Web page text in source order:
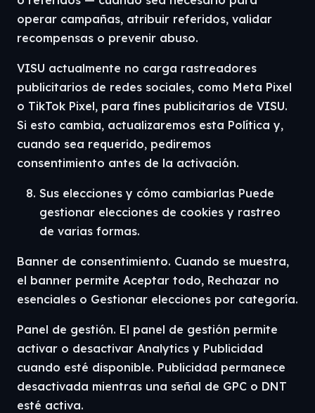
operar campañas, atribuir referidos, validar
recompensas o prevenir abuso.
VISU actualmente no carga rastreadores
publicitarios de redes sociales, como Meta Pixel
o TikTok Pixel, para fines publicitarios de VISU.
Si esto cambia, actualizaremos esta Política y,
cuando sea requerido, pediremos
consentimiento antes de la activación.
Sus elecciones y cómo cambiarlas Puede
gestionar elecciones de cookies y rastreo
de varias formas.
Banner de consentimiento. Cuando se muestra,
el banner permite Aceptar todo, Rechazar no
esenciales o Gestionar elecciones por categoría.
Panel de gestión. El panel de gestión permite
activar o desactivar Analytics y Publicidad
cuando esté disponible. Publicidad permanece
desactivada mientras una señal de GPC o DNT
esté activa.